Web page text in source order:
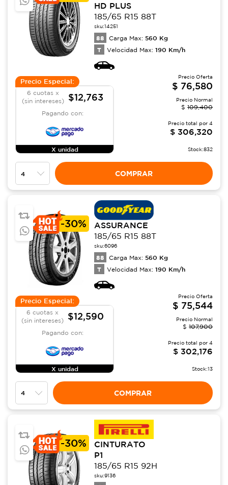
HD PLUS
185/65 R15 88T
sku:14251
88 Carga Max: 560 Kg
T Velocidad Max: 190 Km/h
Precio Especial:
6 cuotas x
(sin intereses)
$12,763
Pagando con:
X unidad
Precio Oferta
$ 76,580
Precio Normal
$ 109,400
Precio total por 4
$ 306,320
Stock:832
COMPRAR
-30%
ASSURANCE
185/65 R15 88T
sku:6096
88 Carga Max: 560 Kg
T Velocidad Max: 190 Km/h
Precio Especial:
6 cuotas x
(sin intereses)
$12,590
Pagando con:
X unidad
Precio Oferta
$ 75,544
Precio Normal
$ 107,900
Precio total por 4
$ 302,176
Stock:13
COMPRAR
-30%
CINTURATO
P1
185/65 R15 92H
sku:9136